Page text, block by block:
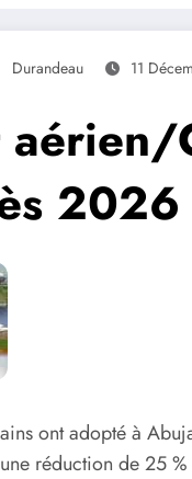
Durandeau 11
aérien/
2026
ont adopté à
réduction de 25